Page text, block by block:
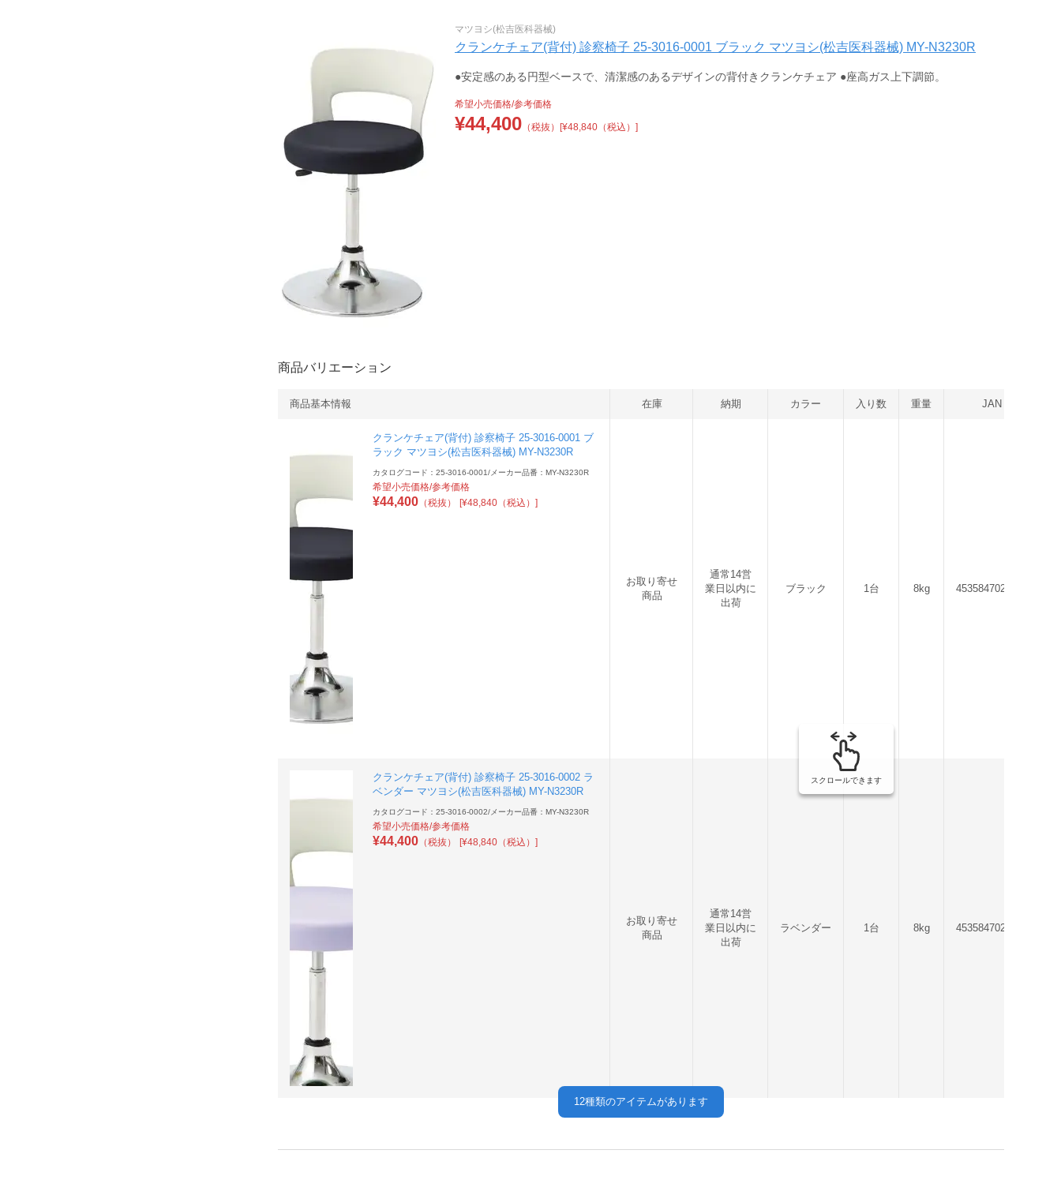
マツヨシ(松吉医科器械)
クランケチェア(背付) 診察椅子 25-3016-0001 ブラック マツヨシ(松吉医科器械) MY-N3230R
●安定感のある円型ベースで、清潔感のあるデザインの背付きクランケチェア ●座高ガス上下調節。
希望小売価格/参考価格
¥44,400 （税抜） [¥48,840（税込）]
商品バリエーション
商品基本情報 在庫 納期 カラー 入り数 重量 JAN
クランケチェア(背付) 診察椅子 25-3016-0001 ブ
ラック マツヨシ(松吉医科器械) MY-N3230R
カタログコード：25-3016-0001/ メーカー品番：MY-N3230R
希望小売価格/参考価格
¥44,400 （税抜） [¥48,840（税込）]
お取り寄せ
商品
通常14営
業日以内に
出荷
ブラック 1台 8kg 4535847028475
クランケチェア(背付) 診察椅子 25-3016-0002 ラ
ベンダー マツヨシ(松吉医科器械) MY-N3230R
カタログコード：25-3016-0002/ メーカー品番：MY-N3230R
希望小売価格/参考価格
¥44,400 （税抜） [¥48,840（税込）]
お取り寄せ
商品
通常14営
業日以内に
出荷
ラベンダー 1台 8kg 4535847028482
スクロールできます
12種類のアイテムがあります